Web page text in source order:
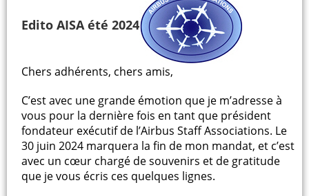
Edito AISA été 2024
Chers adhérents, chers amis,
C’est avec une grande émotion que je m’adresse à
vous pour la dernière fois en tant que président
fondateur exécutif de l’Airbus Staff Associations. Le
30 juin 2024 marquera la fin de mon mandat, et c’est
avec un cœur chargé de souvenirs et de gratitude
que je vous écris ces quelques lignes.